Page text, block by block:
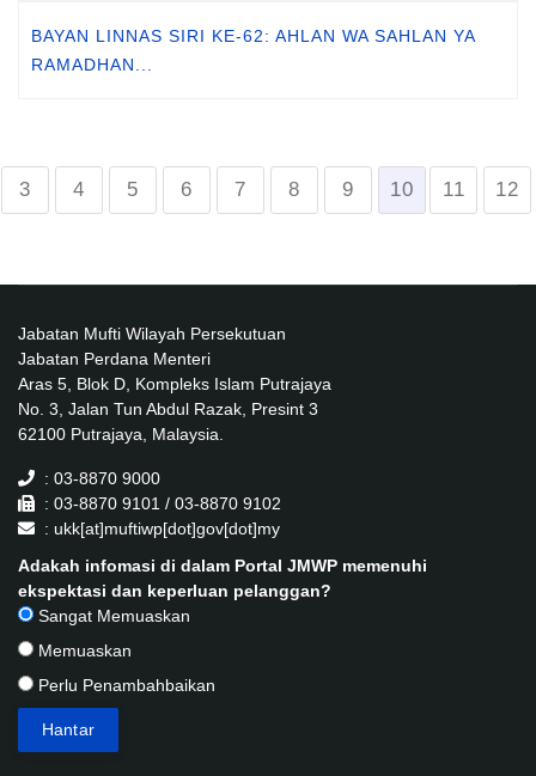
BAYAN LINNAS SIRI KE-62: AHLAN WA SAHLAN YA
RAMADHAN...
3 4 5 6 7 8 9 10 11 12
Jabatan Mufti Wilayah Persekutuan
Jabatan Perdana Menteri
Aras 5, Blok D, Kompleks Islam Putrajaya
No. 3, Jalan Tun Abdul Razak, Presint 3
62100 Putrajaya, Malaysia.
: 03-8870 9000
: 03-8870 9101 / 03-8870 9102
: ukk[at]muftiwp[dot]gov[dot]my
Adakah infomasi di dalam Portal JMWP memenuhi
ekspektasi dan keperluan pelanggan?
Sangat Memuaskan
Memuaskan
Perlu Penambahbaikan